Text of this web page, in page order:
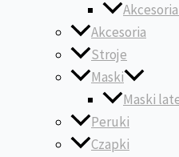
Akcesoria
Stroje
Maski
Maski
Peruki
Czapki